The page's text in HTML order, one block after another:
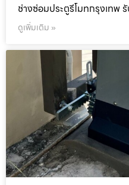
ช่างซ่อมประตูรีโมทกรุงเทพ
ดูเพิ่มเติม »